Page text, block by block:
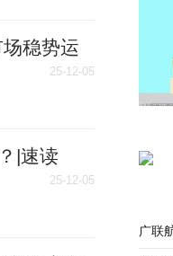
稳势运
25-12-05
|速读
25-12-05
广联